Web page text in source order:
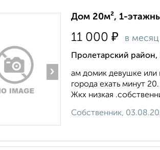
›
Дом 20м², 1-
11 000 ₽ в месяц
Пролетарский
ам домик девушке или
города ехать минут
Жкх низкая
Собственник,